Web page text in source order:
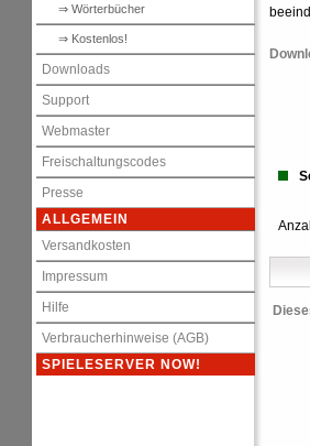
⇒ Wörterbücher
⇒ Kostenlos!
Downloads
Support
Webmaster
Freischaltungscodes
Presse
ALLGEMEIN
Versandkosten
Impressum
Hilfe
Verbraucherhinweise (AGB)
SPIELESERVER NOW!